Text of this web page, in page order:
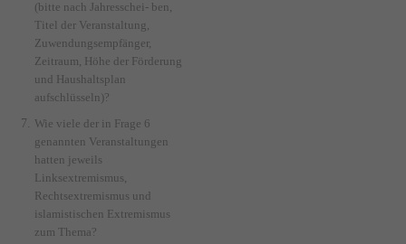
(bitte nach Jahresschei- ben,
Titel der Veranstaltung,
Zuwendungsempfänger,
Zeitraum, Höhe der Förderung
und Haushaltsplan
aufschlüsseln)?
Wie viele der in Frage 6
genannten Veranstaltungen
hatten jeweils
Linksextremismus,
Rechtsextremismus und
islamistischen Extremismus
zum Thema?